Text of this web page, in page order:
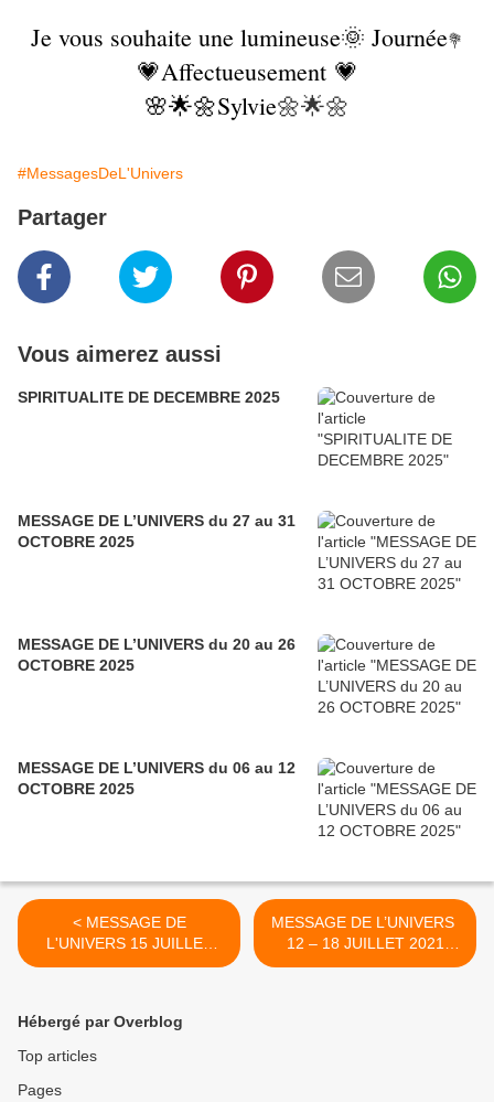
Je vous souhaite une lumineuse🌞 Journée💐
💗Affectueusement 💗
🌸🌟🌼Sylvie🌼🌟🌼
#MessagesDeL'Univers
Partager
Vous aimerez aussi
SPIRITUALITE DE DECEMBRE 2025
MESSAGE DE L’UNIVERS du 27 au 31
OCTOBRE 2025
MESSAGE DE L’UNIVERS du 20 au 26
OCTOBRE 2025
MESSAGE DE L’UNIVERS du 06 au 12
OCTOBRE 2025
< MESSAGE DE
L'UNIVERS 15 JUILLET
2021 LA CROIX ANNONCE
MESSAGE DE L’UNIVERS
12 – 18 JUILLET 2021
Mars conjoint Venus en
Hébergé par Overblog
Top articles
Pages